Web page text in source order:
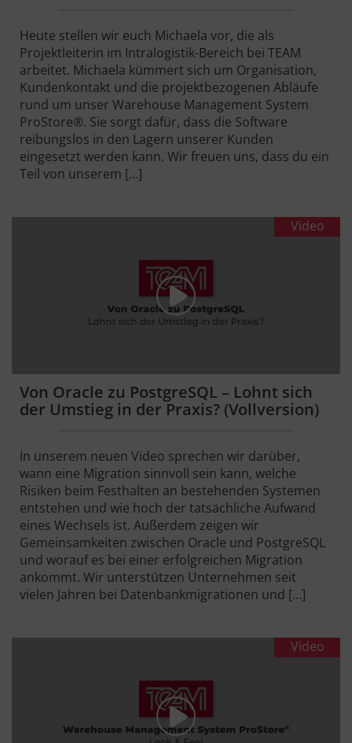
Heute stellen wir euch Michaela vor, die als
Projektleiterin im Intralogistik-Bereich bei TEAM
arbeitet. Michaela kümmert sich um Organisation,
Kundenkontakt und die projektbezogenen Abläufe
rund um unser Warehouse Management System
ProStore®. Sie sorgt dafür, dass die Software
reibungslos in den Lagern unserer Kunden
eingesetzt werden kann. Wir freuen uns, dass du ein
Teil von unserem […]
Video
Von Oracle zu PostgreSQL – Lohnt sich
der Umstieg in der Praxis? (Vollversion)
In unserem neuen Video sprechen wir darüber,
wann eine Migration sinnvoll sein kann, welche
Risiken beim Festhalten an bestehenden Systemen
entstehen und wie hoch der tatsächliche Aufwand
eines Wechsels ist. Außerdem zeigen wir
Gemeinsamkeiten zwischen Oracle und PostgreSQL
und worauf es bei einer erfolgreichen Migration
ankommt. Wir unterstützen Unternehmen seit
vielen Jahren bei Datenbankmigrationen und […]
Video